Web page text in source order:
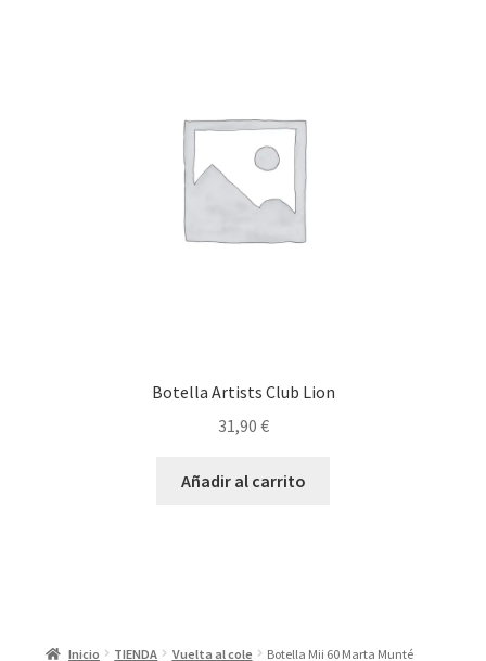
Botella Artists Club Lion
31,90 €
Añadir al carrito
Inicio TIENDA Vuelta al cole
Botella Mii 60 Marta Munté